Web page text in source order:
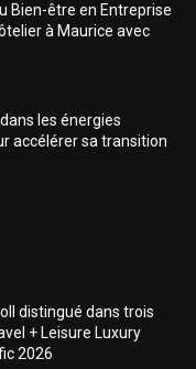
Bien-être en Entreprise
à Maurice avec
les énergies
accélérer sa transition
distingué dans trois
+ Leisure Luxury
2026